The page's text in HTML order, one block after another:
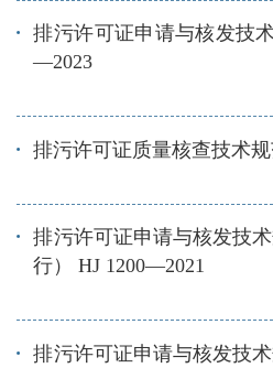
排污许可证申请与核发技
—2023
排污许可证质量核查技术
排污许可证申请与核发技
行） HJ 1200—2021
排污许可证申请与核发技